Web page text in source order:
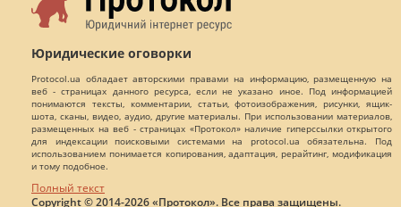
Юридические оговорки
Protocol.ua обладает авторскими правами на информацию, размещенную на
веб - страницах данного ресурса, если не указано иное. Под информацией
понимаются тексты, комментарии, статьи, фотоизображения, рисунки, ящик-
шота, сканы, видео, аудио, другие материалы. При использовании материалов,
размещенных на веб - страницах «Протокол» наличие гиперссылки открытого
для индексации поисковыми системами на protocol.ua обязательна. Под
использованием понимается копирования, адаптация, рерайтинг, модификация
и тому подобное.
Полный текст
Copyright © 2014-2026 «Протокол». Все права защищены.